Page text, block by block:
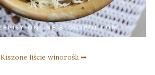
Kiszone liście winorośli ➡